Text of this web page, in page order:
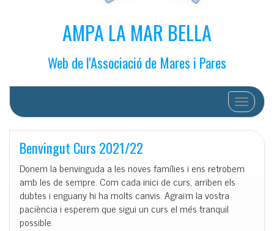
AMPA LA MAR BELLA
Web de l'Associació de Mares i Pares
Cambiar
Benvingut Curs 2021/22
Donem la benvinguda a les noves famílies i ens retrobem
amb les de sempre. Com cada inici de curs, arriben els
dubtes i enguany hi ha molts canvis. Agraïm la vostra
paciència i esperem que sigui un curs el més tranquil
possible.